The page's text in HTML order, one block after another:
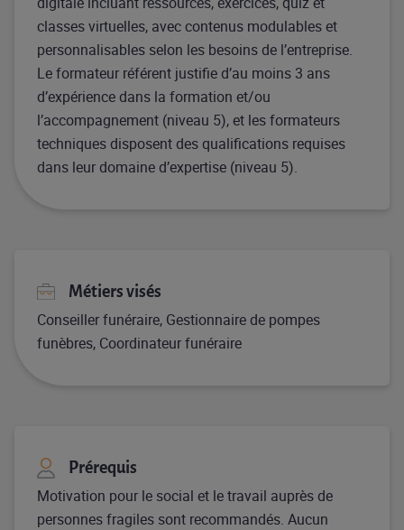
classes virtuelles, avec contenus modulables et
personnalisables selon les besoins de l’entreprise.
Le formateur référent justifie d’au moins 3 ans
d’expérience dans la formation et/ou
l’accompagnement (niveau 5), et les formateurs
techniques disposent des qualifications requises
dans leur domaine d’expertise (niveau 5).
Métiers visés
Conseiller funéraire, Gestionnaire de pompes
funèbres, Coordinateur funéraire
Prérequis
Motivation pour le social et le travail auprès de
personnes fragiles sont recommandés. Aucun